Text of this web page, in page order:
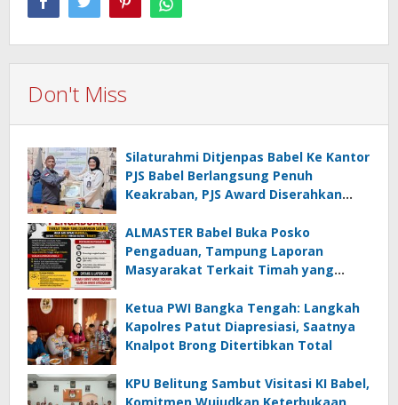
Don't Miss
Silaturahmi Ditjenpas Babel Ke Kantor
PJS Babel Berlangsung Penuh
Keakraban, PJS Award Diserahkan
ALMASTER Babel Buka Posko
Pengaduan, Tampung Laporan
Masyarakat Terkait Timah yang
Ketua PWI Bangka Tengah: Langkah
Kapolres Patut Diapresiasi, Saatnya
Knalpot Brong Ditertibkan Total
KPU Belitung Sambut Visitasi KI Babel,